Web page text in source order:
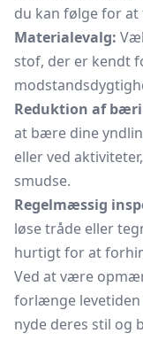
du kan følge for
Materialevalg:
stof, der er kendt
Reduktion af
at bære dine
eller ved
smudse.
Regelmæssig
løse tråde eller
hurtigt for at
Ved at være
forlænge
nyde deres stil og